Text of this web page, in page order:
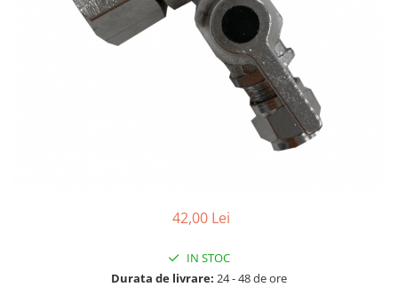
Lampi UV de schimb
Medii de filtrare
42,00 Lei
IN STOC
Durata de livrare: 24 - 48 de ore